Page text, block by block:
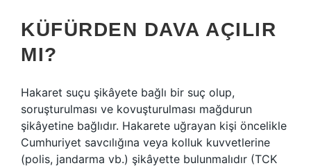
KÜFÜRDEN DAVA AÇILIR
MI?
Hakaret suçu şikâyete bağlı bir suç olup,
soruşturulması ve kovuşturulması mağdurun
şikâyetine bağlıdır. Hakarete uğrayan kişi öncelikle
Cumhuriyet savcılığına veya kolluk kuvvetlerine
(polis, jandarma vb.) şikâyette bulunmalıdır (TCK